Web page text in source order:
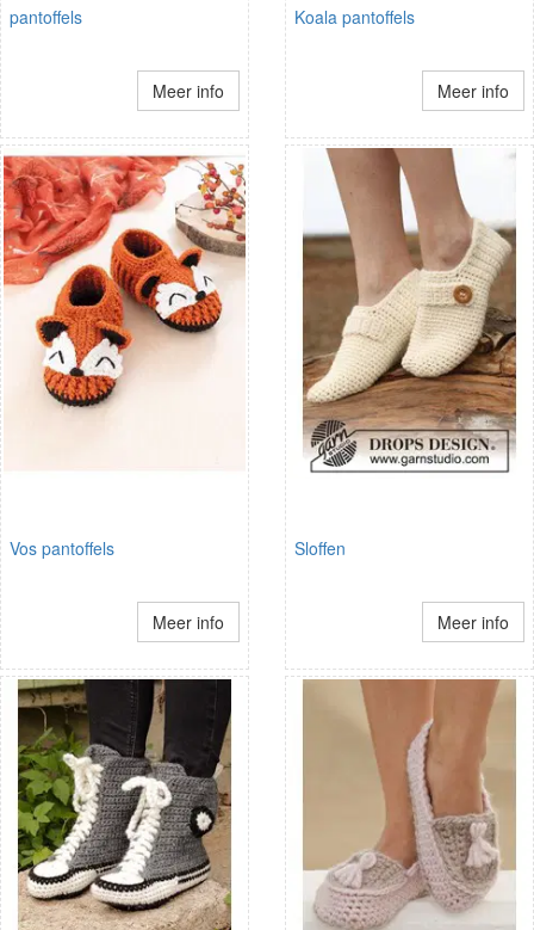
pantoffels
Meer info
Koala pantoffels
Meer info
Vos pantoffels
Meer info
Sloffen
Meer info